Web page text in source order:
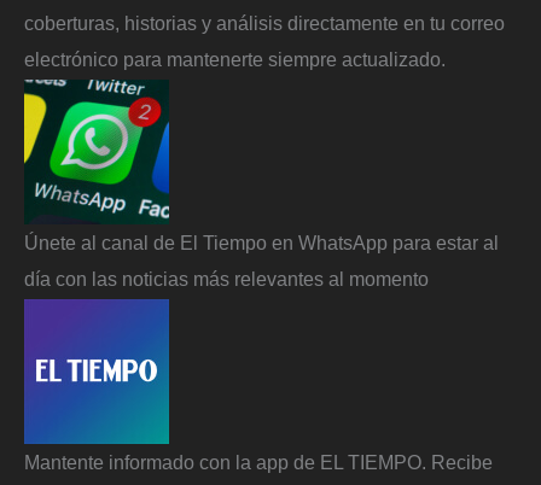
coberturas, historias y análisis directamente en tu correo
electrónico para mantenerte siempre actualizado.
Únete al canal de El Tiempo en WhatsApp para estar al
día con las noticias más relevantes al momento
Mantente informado con la app de EL TIEMPO. Recibe